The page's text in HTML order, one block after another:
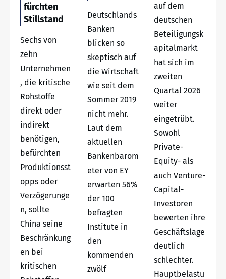
fürchten
Stillstand
Sechs von
zehn
Unternehmen
, die kritische
Rohstoffe
direkt oder
indirekt
benötigen,
befürchten
Produktionsst
opps oder
Verzögerunge
n, sollte
China seine
Beschränkung
en bei
kritischen
Deutschlands
Banken
blicken so
skeptisch auf
die Wirtschaft
wie seit dem
Sommer 2019
nicht mehr.
Laut dem
aktuellen
Bankenbarom
eter von EY
erwarten 56%
der 100
befragten
Institute in
den
kommenden
zwölf
auf dem
deutschen
Beteiligungsk
apitalmarkt
hat sich im
zweiten
Quartal 2026
weiter
eingetrübt.
Sowohl
Private-
Equity- als
auch Venture-
Capital-
Investoren
bewerten ihre
Geschäftslage
deutlich
schlechter.
Hauptbelastu